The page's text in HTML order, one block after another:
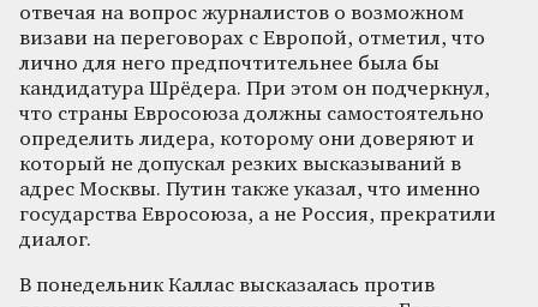
отвечая на вопрос журналистов о возможном
визави на переговорах с Европой, отметил, что
лично для него предпочтительнее была бы
кандидатура Шрёдера. При этом он подчеркнул,
что страны Евросоюза должны самостоятельно
определить лидера, которому они доверяют и
который не допускал резких высказываний в
адрес Москвы. Путин также указал, что именно
государства Евросоюза, а не Россия, прекратили
диалог.
В понедельник Каллас высказалась против